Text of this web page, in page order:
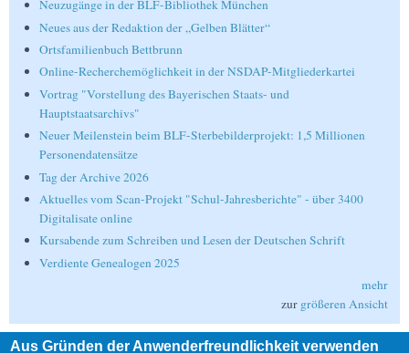
Neuzugänge in der BLF-Bibliothek München
Neues aus der Redaktion der „Gelben Blätter“
Ortsfamilienbuch Bettbrunn
Online-Recherchemöglichkeit in der NSDAP-Mitgliederkartei
Vortrag "Vorstellung des Bayerischen Staats- und
Hauptstaatsarchivs"
Neuer Meilenstein beim BLF-Sterbebilderprojekt: 1,5 Millionen
Personendatensätze
Tag der Archive 2026
Aktuelles vom Scan-Projekt "Schul-Jahresberichte" - über 3400
Digitalisate online
Kursabende zum Schreiben und Lesen der Deutschen Schrift
Verdiente Genealogen 2025
mehr
zur größeren Ansicht
Aus Gründen der Anwenderfreundlichkeit verwenden